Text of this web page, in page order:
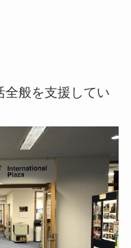
全般を支援してい